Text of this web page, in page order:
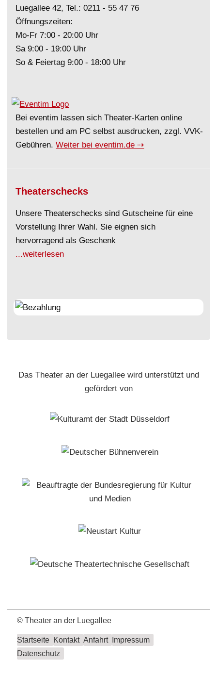
Luegallee 42, Tel.:0211 - 55 47 76
Öffnungszeiten:
Mo-Fr 7:00 - 20:00 Uhr
Sa 9:00 - 19:00 Uhr
So & Feiertag 9:00 - 18:00 Uhr
Bei eventim lassen sich Theater-Karten online
bestellen und am PC selbst ausdrucken, zzgl. VVK-
Gebühren.Weiter bei eventim.de ⇢
Theaterschecks
Unsere Theaterschecks sind Gutscheine für eine
Vorstellung Ihrer Wahl. Sie eignen sich
hervorragend als Geschenk
...weiterlesen
Das Theater an der Luegallee wird unterstützt und
gefördert von
© Theater an der Luegallee
Startseite Kontakt Anfahrt
Impressum
Datenschutz